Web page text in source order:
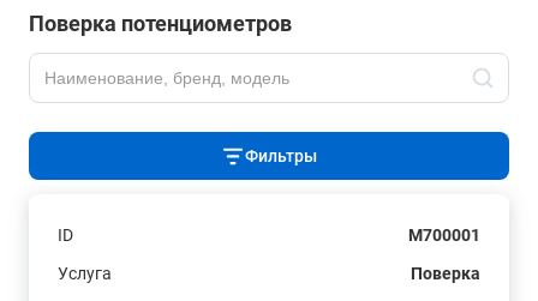
Поверка потенциометров
Фильтры
ID
M700001
Услуга
Поверка